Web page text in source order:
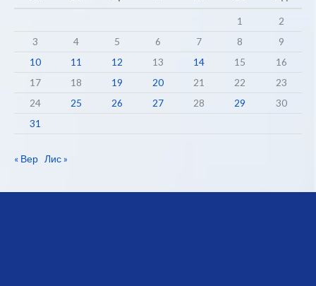
1
2
3
4 5 6 7 8
9
10
11 12 13 14 15
16
17
18 19 20 21 22
23
24
25 26 27 28 29
30
31
« Вер Лис »